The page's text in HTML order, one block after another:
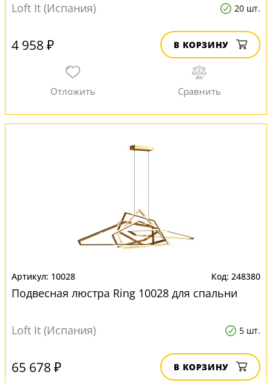
Loft It (Испания)
20 шт.
4 958 ₽ В КОРЗИНУ
10028 248380
Подвесная люстра Ring 10028 для спальни
Loft It (Испания) 5 шт.
65 678 ₽ В КОРЗИНУ